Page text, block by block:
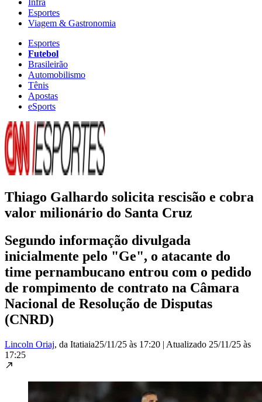
Infra
Esportes
Viagem & Gastronomia
Esportes
Futebol
Brasileirão
Automobilismo
Tênis
Apostas
eSports
Thiago Galhardo solicita rescisão e cobra
valor milionário do Santa Cruz
Segundo informação divulgada
inicialmente pelo "Ge", o atacante do
time pernambucano entrou com o pedido
de rompimento de contrato na Câmara
Nacional de Resolução de Disputas
(CNRD)
Lincoln Oriaj, da Itatiaia25/11/25 às 17:20 | Atualizado 25/11/25 às
17:25